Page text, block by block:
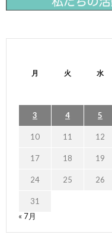
月 火 水
3 4 5
10 11 12
17 18 19
24 25 26
31
« 7月